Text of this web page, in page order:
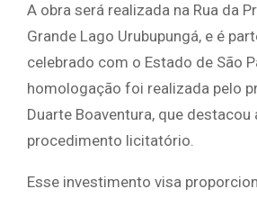
A obra será realizada na Rua da
Grande Lago Urubupungá, e é
celebrado com o Estado de São
homologação foi realizada pelo
Duarte Boaventura, que
procedimento licitatório.
Esse investimento visa